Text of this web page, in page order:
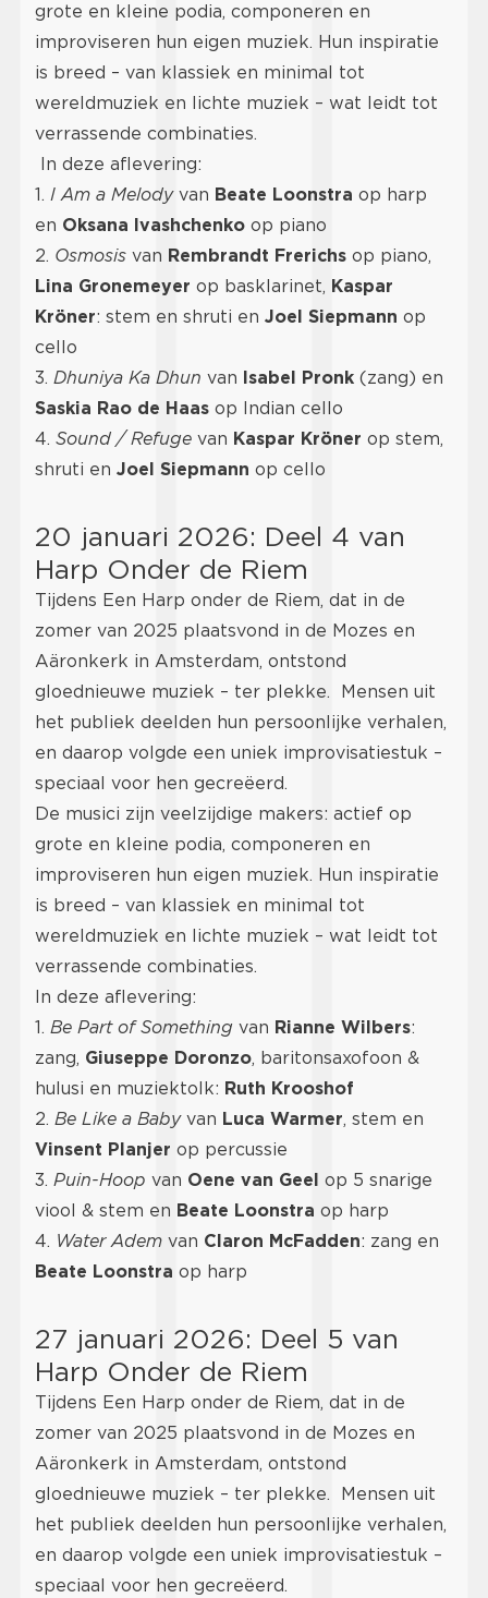
grote en kleine podia, componeren en
improviseren hun eigen muziek. Hun inspiratie
is breed – van klassiek en minimal tot
wereldmuziek en lichte muziek – wat leidt tot
verrassende combinaties.
In deze aflevering:
1. I Am a Melody van Beate Loonstra op harp
en Oksana Ivashchenko op piano
2. Osmosis van Rembrandt Frerichs op piano,
Lina Gronemeyer op basklarinet, Kaspar
Kröner: stem en shruti en Joel Siepmann op
cello
3. Dhuniya Ka Dhun van Isabel Pronk (zang) en
Saskia Rao de Haas op Indian cello
4. Sound / Refuge van Kaspar Kröner op stem,
shruti en Joel Siepmann op cello
20 januari 2026: Deel 4 van
Harp Onder de Riem
Tijdens Een Harp onder de Riem, dat in de
zomer van 2025 plaatsvond in de Mozes en
Aäronkerk in Amsterdam, ontstond
gloednieuwe muziek – ter plekke. Mensen uit
het publiek deelden hun persoonlijke verhalen,
en daarop volgde een uniek improvisatiestuk –
speciaal voor hen gecreëerd.
De musici zijn veelzijdige makers: actief op
grote en kleine podia, componeren en
improviseren hun eigen muziek. Hun inspiratie
is breed – van klassiek en minimal tot
wereldmuziek en lichte muziek – wat leidt tot
verrassende combinaties.
In deze aflevering:
1. Be Part of Something van Rianne Wilbers:
zang, Giuseppe Doronzo, baritonsaxofoon &
hulusi en muziektolk: Ruth Krooshof
2. Be Like a Babyvan Luca Warmer, stem en
Vinsent Planjer op percussie
3. Puin-Hoop van Oene van Geel op 5 snarige
viool & stem en Beate Loonstra op harp
4. Water Adem van Claron McFadden: zang en
Beate Loonstra op harp
27 januari 2026: Deel 5 van
Harp Onder de Riem
Tijdens Een Harp onder de Riem, dat in de
zomer van 2025 plaatsvond in de Mozes en
Aäronkerk in Amsterdam, ontstond
gloednieuwe muziek – ter plekke. Mensen uit
het publiek deelden hun persoonlijke verhalen,
en daarop volgde een uniek improvisatiestuk –
speciaal voor hen gecreëerd.